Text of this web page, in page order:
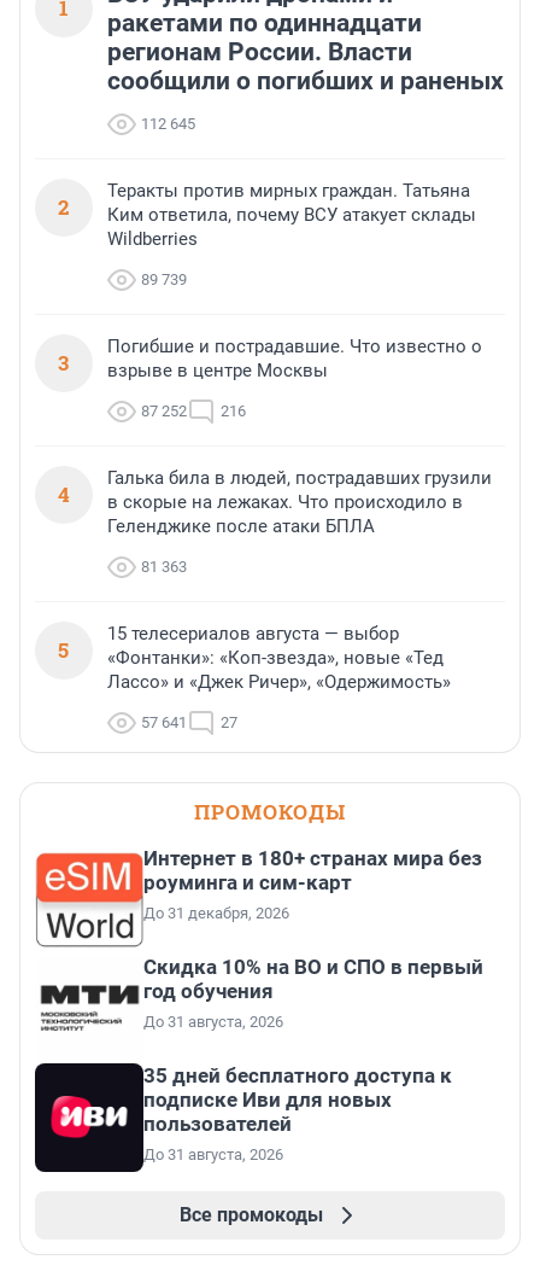
1
ракетами по одиннадцати
регионам России. Власти
сообщили о погибших и раненых
112 645
2
Теракты против мирных граждан. Татьяна
Ким ответила, почему ВСУ атакует склады
Wildberries
89 739
3
Погибшие и пострадавшие. Что известно о
взрыве в центре Москвы
87 252 216
4
Галька била в людей, пострадавших грузили
в скорые на лежаках. Что происходило в
Геленджике после атаки БПЛА
81 363
5
15 телесериалов августа — выбор
«Фонтанки»: «Коп-звезда», новые «Тед
Лассо» и «Джек Ричер», «Одержимость»
57 641 27
ПРОМОКОДЫ
Интернет в 180+ странах мира без
роуминга и сим-карт
До 31 декабря, 2026
Скидка 10% на ВО и СПО в первый
год обучения
До 31 августа, 2026
35 дней бесплатного доступа к
подписке Иви для новых
пользователей
До 31 августа, 2026
Все промокоды